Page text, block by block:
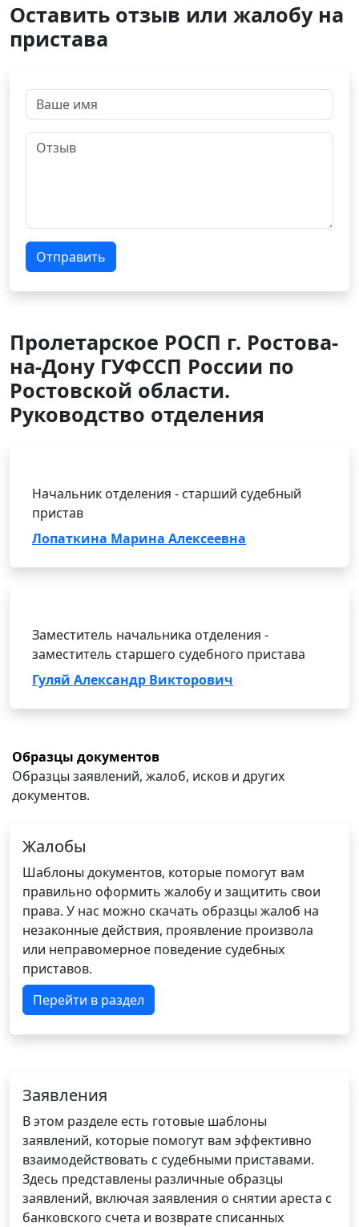
Оставить отзыв или жалобу на
пристава
Отправить
Пролетарское РОСП г. Ростова-
на-Дону ГУФССП России по
Ростовской области.
Руководство отделения
Начальник отделения - старший судебный
пристав
Лопаткина Марина Алексеевна
Заместитель начальника отделения -
заместитель старшего судебного пристава
Гуляй Александр Викторович
Образцы документов
Образцы заявлений, жалоб, исков и других
документов.
Жалобы
Шаблоны документов, которые помогут вам
правильно оформить жалобу и защитить свои
права. У нас можно скачать образцы жалоб на
незаконные действия, проявление произвола
или неправомерное поведение судебных
приставов.
Перейти в раздел
Заявления
В этом разделе есть готовые шаблоны
заявлений, которые помогут вам эффективно
взаимодействовать с судебными приставами.
Здесь представлены различные образцы
заявлений, включая заявления о снятии ареста с
банковского счета и возврате списанных